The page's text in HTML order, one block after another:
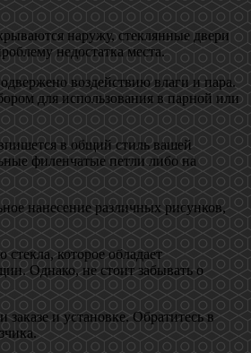
наружу, стеклянные двери
недостатка места.
воздействию влаги и пара.
для использования в парной или
в общий стиль вашей
филенчатые петли либо на
нанесение различных рисунков,
которое обладает
Однако, не стоит забывать о
и установке. Обратитесь в